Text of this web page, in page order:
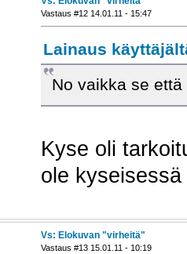
Vastaus #12 14.01.11 - 15:47
Lainaus
No vaikka se
Kyse oli
ole
Vs: Elokuvan "virheitä"
Vastaus #13 15.01.11 - 10:19